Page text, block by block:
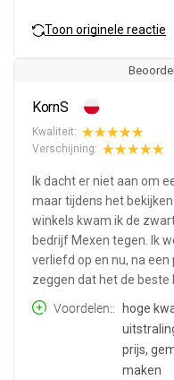
Toon originele reactie
KornS
Kwaliteit:
Verschijning:
Ik dacht er niet aan om
maar tijdens het
winkels kwam ik de
bedrijf Mexen tegen. Ik
verliefd op en nu, na
zeggen dat het de beste
Voordelen:
hoge
prijs,
maken